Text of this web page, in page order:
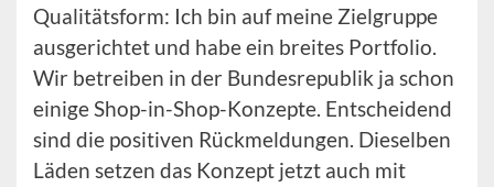
Qualitätsform: Ich bin auf meine Zielgruppe
ausgerichtet und habe ein breites Portfolio.
Wir betreiben in der Bundesrepublik ja schon
einige Shop-in-Shop-Konzepte. Entscheidend
sind die positiven Rückmeldungen. Dieselben
Läden setzen das Konzept jetzt auch mit